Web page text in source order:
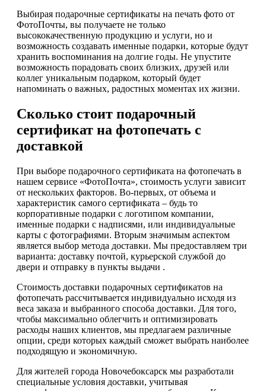
Выбирая подарочные сертификаты на печать фото от
ФотоПочты, вы получаете не только
высококачественную продукцию и услуги, но и
возможность создавать именные подарки, которые будут
хранить воспоминания на долгие годы. Не упустите
возможность порадовать своих близких, друзей или
коллег уникальным подарком, который будет
напоминать о важных, радостных моментах их жизни.
Сколько стоит подарочный
сертификат на фотопечать с
доставкой
При выборе подарочного сертификата на фотопечать в
нашем сервисе «ФотоПочта», стоимость услуги зависит
от нескольких факторов. Во-первых, от объема и
характеристик самого сертификата – будь то
корпоративные подарки с логотипом компании,
именные подарки с надписями, или индивидуальные
карты с фотографиями. Вторым значимым аспектом
является выбор метода доставки. Мы предоставляем три
варианта: доставку почтой, курьерской службой до
двери и отправку в пункты выдачи .
Стоимость доставки подарочных сертификатов на
фотопечать рассчитывается индивидуально исходя из
веса заказа и выбранного способа доставки. Для того,
чтобы максимально облегчить и оптимизировать
расходы наших клиентов, мы предлагаем различные
опции, среди которых каждый сможет выбрать наиболее
подходящую и экономичную.
Для жителей города Новочебоксарск мы разработали
специальные условия доставки, учитывая